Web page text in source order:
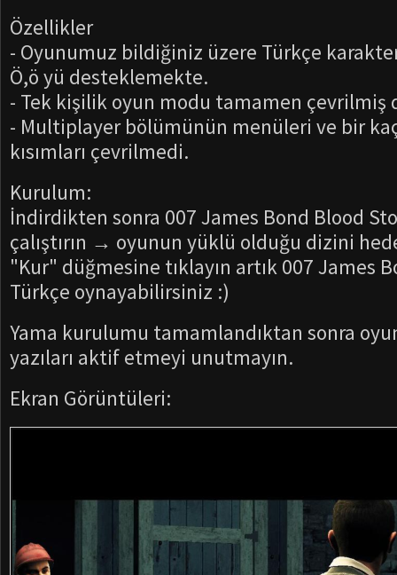
Özellikler
- Oyunumuz bildiğiniz üzere Türkçe
Ö,ö yü desteklemekte.
- Tek kişilik oyun modu tamamen çevrilmiş
- Multiplayer bölümünün menüleri ve bir
kısımları çevrilmedi.
Kurulum:
İndirdikten sonra 007 James Bond Blood
çalıştırın → oyunun yüklü olduğu dizini
"Kur" düğmesine tıklayın artık 007 James
Türkçe oynayabilirsiniz :)
Yama kurulumu tamamlandıktan sonra
yazıları aktif etmeyi unutmayın.
Ekran Görüntüleri: